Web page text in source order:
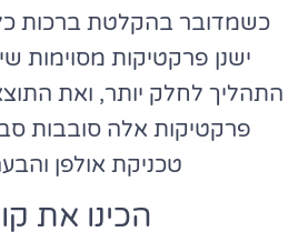
כשמדובר בהקלטת ברכות
ישנן פרקטיקות מסוימות
התהליך לחלק יותר, ואת
פרקטיקות אלה סובבות
טכניקת אולפן
הכינו את